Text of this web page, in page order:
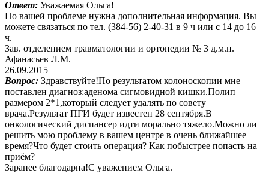
Ответ: Уважаемая Ольга!
По вашей проблеме нужна дополнительная информация. Вы
можете связаться по тел. (384-56) 2-40-31 в 9 ч или с 14 до 16
ч.
Зав. отделением травматологии и ортопедии № 3 д.м.н.
Афанасьев Л.М.
26.09.2015
Вопрос: Здравствуйте!По результатом колоноскопии мне
поставлен диагноз:аденома сигмовидной кишки.Полип
размером 2*1,который следует удалять по совету
врача.Результат ПГИ будет известен 28 сентября.В
онкологический диспансер идти морально тяжело.Можно ли
решить мою проблему в вашем центре в очень ближайшее
время?Что будет стоить операция? Как побыстрее попасть на
приём?
Заранее благодарна!С уважением Ольга.